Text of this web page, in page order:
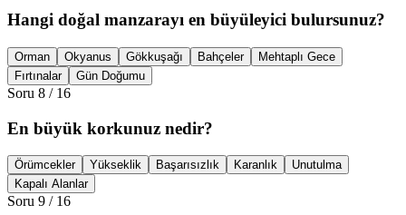
Hangi doğal manzarayı en büyüleyici bulursunuz?
Orman Okyanus Gökkuşağı Bahçeler
Mehtaplı Gece
Fırtınalar
Gün Doğumu
Soru 8 / 16
En büyük korkunuz nedir?
Örümcekler Yükseklik Başarısızlık Karanlık
Unutulma
Kapalı Alanlar
Soru 9 / 16